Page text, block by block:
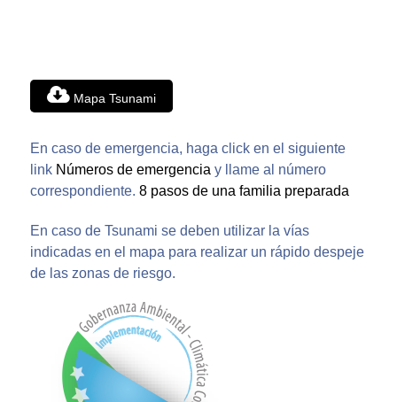
Mapa Tsunami
En caso de emergencia, haga click en el siguiente
link Números de emergencia y llame al número
correspondiente. 8 pasos de una familia preparada
En caso de Tsunami se deben utilizar la vías
indicadas en el mapa para realizar un rápido despeje
de las zonas de riesgo.